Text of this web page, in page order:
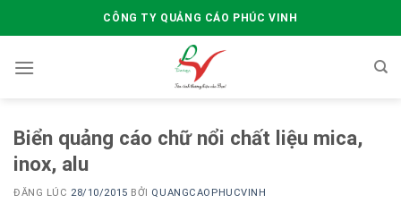
to
CÔNG TY QUẢNG CÁO PHÚC VINH
Biển quảng cáo chữ nổi chất liệu mica,
inox, alu
ĐĂNG LÚC 28/10/2015 BỞI QUANGCAOPHUCVINH